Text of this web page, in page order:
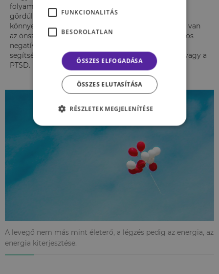
folyamatok rugalmasabbak, a döntéshozatal
gördülékenyebben megy végbe, és a kihívásokkal is
könnyebben megküzd a személy. Jótékony hatással van
az önszabályozó mechanizmusokra egyaránt. Számos
negatív tünet, betegség is csökkenthető a légzés
segítségével, így például a depresszió, a szorongás vagy a
PTSD.
A levegő nem más mint életerő, a légzés pedig az energia, az
energia kiterjesztése.
FUNKCIONALITÁS
BESOROLATLAN
ÖSSZES ELFOGADÁSA
ÖSSZES ELUTASÍTÁSA
RÉSZLETEK MEGJELENÍTÉSE